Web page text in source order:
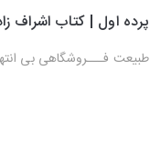
پرده اول | کتاب اشراف
طبیعت فـــروشگاهی بی